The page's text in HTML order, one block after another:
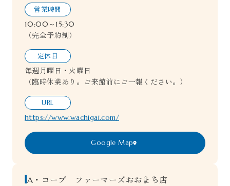
Google Map
営業時間
10:00～15:30
（完全予約制）
定休日
毎週月曜日・火曜日
（臨時休業あり。ご来館前にご一報ください。）
URL
https://www.wachigai.com/
A・コープ ファーマーズおおまち店